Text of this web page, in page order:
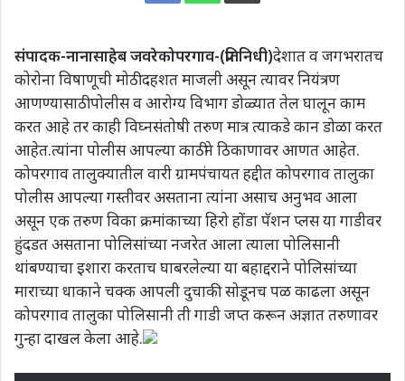
संपादक-नानासाहेब जवरेकोपरगाव-(प्रतिनिधी)देशात व जगभरातच
कोरोना विषाणूची मोठी दहशत माजली असून त्यावर नियंत्रण
आणण्यासाठी पोलीस व आरोग्य विभाग डोळ्यात तेल घालून काम
करत आहे तर काही विघ्नसंतोषी तरुण मात्र त्याकडे कान डोळा करत
आहेत.त्यांना पोलीस आपल्या काठीने ठिकाणावर आणत आहेत.
कोपरगाव तालुक्यातील वारी ग्रामपंचायत हद्दीत कोपरगाव तालुका
पोलीस आपल्या गस्तीवर असताना त्यांना असाच अनुभव आला
असून एक तरुण विका क्रमांकाच्या हिरो होंडा पॅशन प्लस या गाडीवर
हुंदडत असताना पोलिसांच्या नजरेत आला त्याला पोलिसानी
थांबण्याचा इशारा करताच घाबरलेल्या या बहाद्दराने पोलिसांच्या
माराच्या धाकाने चक्क आपली दुचाकी सोडूनच पळ काढला असून
कोपरगाव तालुका पोलिसानी ती गाडी जप्त करून अज्ञात तरुणावर
गुन्हा दाखल केला आहे.